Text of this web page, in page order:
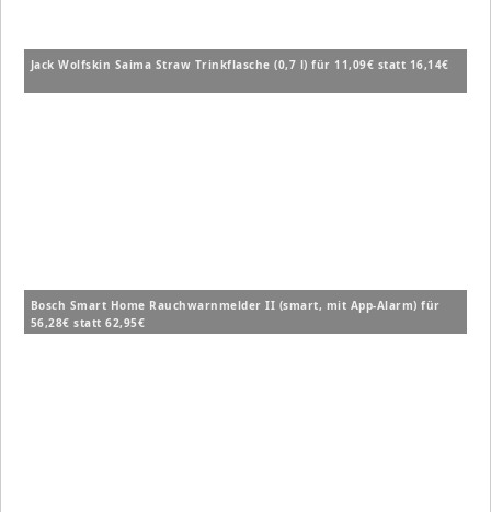
Jack Wolfskin Saima Straw Trinkflasche (0,7 l) für 11,09€ statt 16,14€
Bosch Smart Home Rauchwarnmelder II (smart, mit App-Alarm) für
56,28€ statt 62,95€